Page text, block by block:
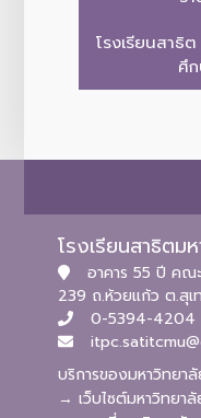
โรงเรียนสาธิ
ศึ
อาคาร 55 ปี คณ
239 ถ.ห้วยแก้ว ต.สุ
0-5394-4204
บริการของมหาวิทยาลั
→ เว็บไซต์มหาวิทยาลั